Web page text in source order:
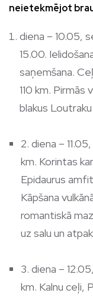
neietekmējot
diena – 10.05,
15.00.
saņemšana.
110 km. Pirmās
blakus
2. diena –
km. Korintas
Epidaurus
Kāpšana
romantiskā
uz salu un
3. diena –
km. Kalnu ceļi,